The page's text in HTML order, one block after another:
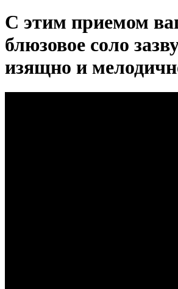
С этим приемом
блюзовое соло
изящно и